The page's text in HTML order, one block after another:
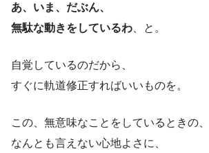
あ、いま、だぶん、
無駄な動きをしているわ 、と。
自覚しているのだから、
すぐに軌道修正すればいいものを。
この、無意味なことをしているときの、
なんとも言えない心地よさに、